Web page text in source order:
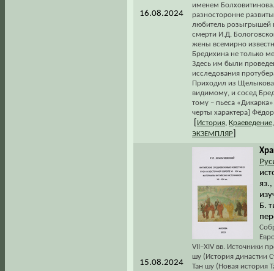
16.08.2024
именем
разносторонне
любитель розыгрышей
смерти И.Д.
жены всемирно
Бредихина не только
Здесь им были
исследования
Приходил из Щелыкова
видимому, и сосед
тому – пьеса
черты характера]
История Краеведение
ЭКЗЕМПЛЯР
15.08.2024
Б.
VII–XIV вв. Источники
шу (История династии
Тан шу (Новая история